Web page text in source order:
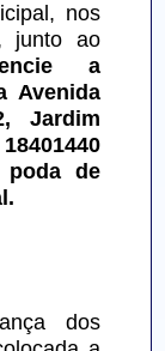
nos
junto ao
a
Avenida
Jardim
de
dos